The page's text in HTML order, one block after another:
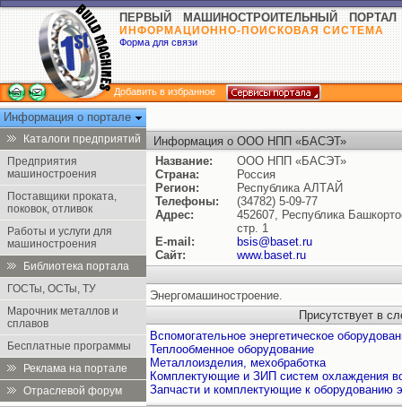
ПЕРВЫЙ МАШИНОСТРОИТЕЛЬНЫЙ ПОРТАЛ
ИНФОРМАЦИОННО-ПОИСКОВАЯ СИСТЕМА
Форма для связи
Добавить в избранное
Информация о портале
Каталоги предприятий
Предприятия
машиностроения
Поставщики проката,
поковок, отливок
Работы и услуги для
машиностроения
Библиотека портала
ГОСТы, ОСТы, ТУ
Марочник металлов и
сплавов
Бесплатные программы
Реклама на портале
Отраслевой форум
Информация о ООО НПП «БАСЭТ»
Название:
ООО НПП «БАСЭТ»
Страна:
Россия
Регион:
Республика АЛТАЙ
Телефоны:
(34782) 5-09-77
Адрес:
452607, Республика
стр. 1
E-mail:
bsis@baset.ru
Сайт:
www.baset.ru
Энергомашиностроение.
Присутствует в
Вспомогательное энергетическое
Теплообменное оборудование
Металлоизделия, мехобработка
Комплектующие и ЗИП систем охлаждения
Запчасти и комплектующие к оборудованию